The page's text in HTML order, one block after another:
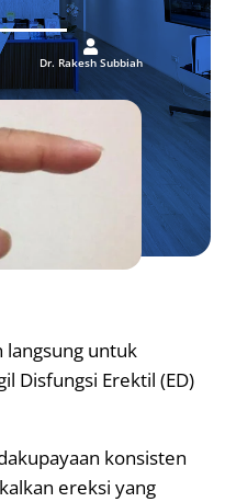

Dr. Rakesh Subbiah
langsung untuk
Disfungsi Erektil (ED)
konsisten
ereksi yang